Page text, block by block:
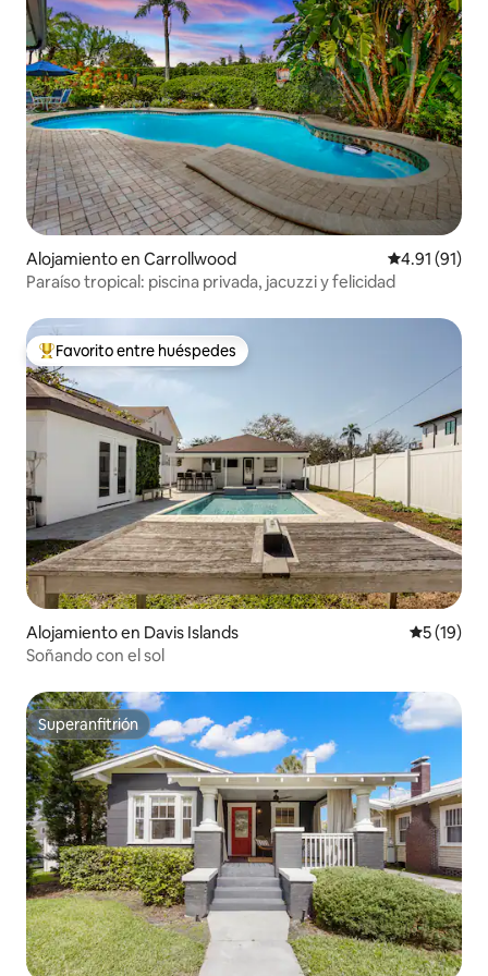
Alojamiento en Carrollwood Calificación
4.91 (91)
Paraíso tropical: piscina privada, jacuzzi y felicidad
Favorito entre huéspedes preferido
Favorito entre huéspedes
Alojamiento en Davis Islands
5 (19)
Soñando con el sol
Superanfitrión
Superanfitrión